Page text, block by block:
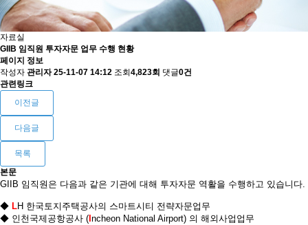
자료실
GIIB 임직원 투자자문 업무 수행 현황
페이지 정보
작성자 관리자 25-11-07 14:12 조회 4,823회 댓글0건
관련링크
이전글
다음글
목록
본문
GIIB 임직원은 다음과 같은 기관에 대해 투자자문 역활을 수행하고 있습니다.
◆ LH 한국토지주택공사의 스마트시티 전략자문업무
◆ 인천국제공항공사 ( ncheon National Airport) 의 해외사업업무